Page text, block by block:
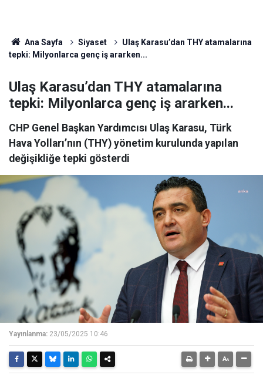
Ana Sayfa Siyaset
Ulaş Karasu’dan THY atamalarına
tepki: Milyonlarca genç iş ararken...
Ulaş Karasu’dan THY atamalarına
tepki: Milyonlarca genç iş ararken...
CHP Genel Başkan Yardımcısı Ulaş Karasu, Türk
Hava Yolları’nın (THY) yönetim kurulunda yapılan
değişikliğe tepki gösterdi
Yayınlanma: 23/05/2025 10:46